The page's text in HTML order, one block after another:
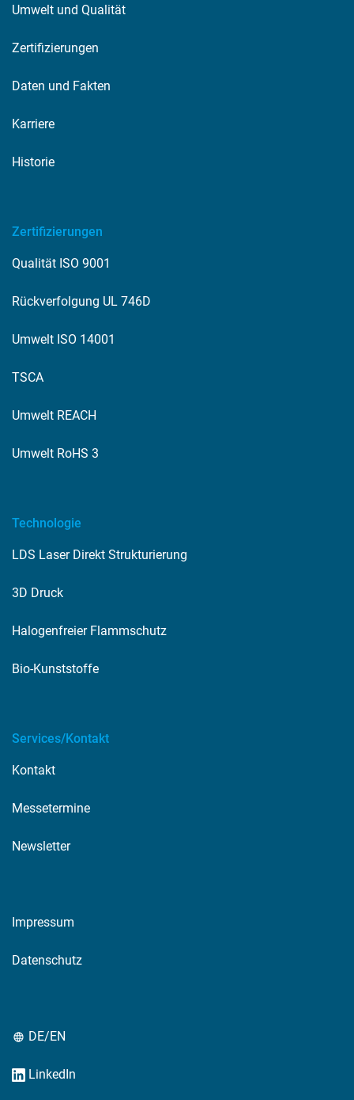
Umwelt und Qualität
Zertifizierungen
Daten und Fakten
Karriere
Historie
Zertifizierungen
Qualität ISO 9001
Rückverfolgung UL 746D
Umwelt ISO 14001
TSCA
Umwelt REACH
Umwelt RoHS 3
Technologie
LDS Laser Direkt Strukturierung
3D Druck
Halogenfreier Flammschutz
Bio-Kunststoffe
Services/Kontakt
Kontakt
Messetermine
Newsletter
Impressum
Datenschutz
DE/EN
LinkedIn